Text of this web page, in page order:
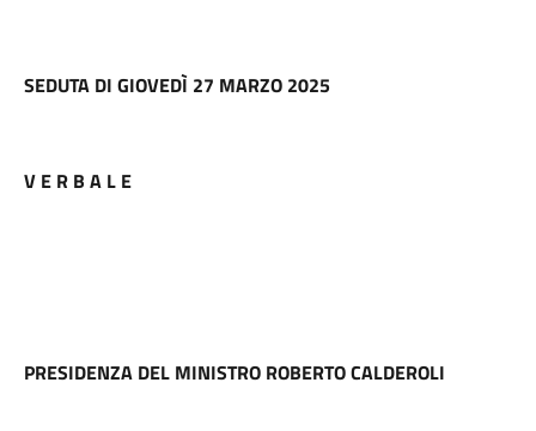
SEDUTA DI GIOVEDÌ 27 MARZO 2025
V E R B A L E
PRESIDENZA DEL MINISTRO ROBERTO CALDEROLI